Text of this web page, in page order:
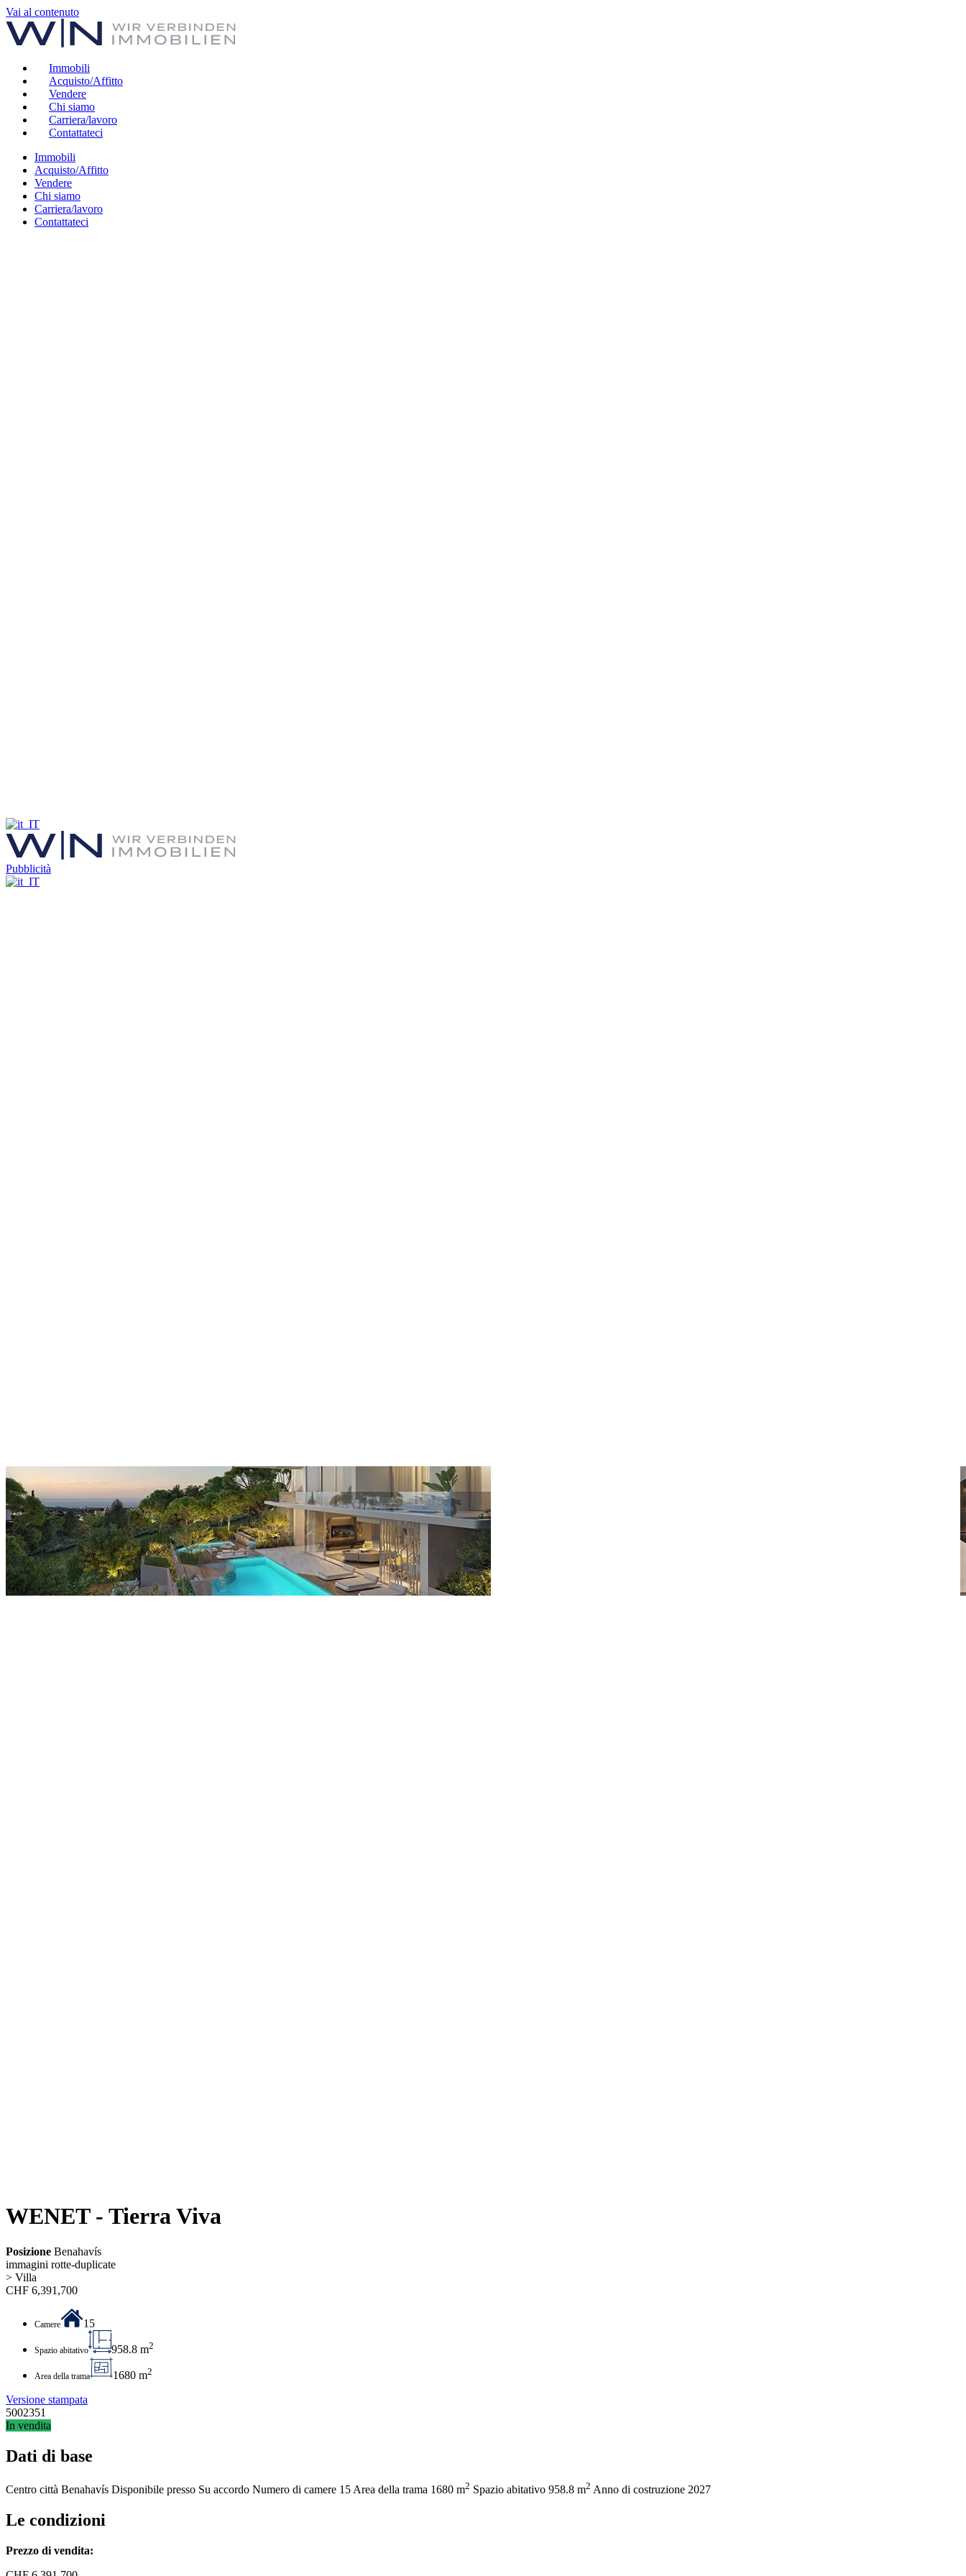
Vai al contenuto
Immobili
Acquisto/Affitto
Vendere
Chi siamo
Carriera/lavoro
Contattateci
Immobili
Acquisto/Affitto
Vendere
Chi siamo
Carriera/lavoro
Contattateci
Pubblicità
WENET - Tierra Viva
Posizione Benahavís
immagini rotte-duplicate
> Villa
CHF 6,391,700
Camere 15
Spazio abitativo 958.8 m2
Area della trama 1680 m2
Versione stampata
5002351
In vendita
Dati di base
Centro città Benahavís Disponibile presso Su accordo Numero di camere 15 Area della trama 1680 m2 Spazio abitativo 958.8 m2 Anno di costruzione 2027
Le condizioni
Prezzo di vendita: